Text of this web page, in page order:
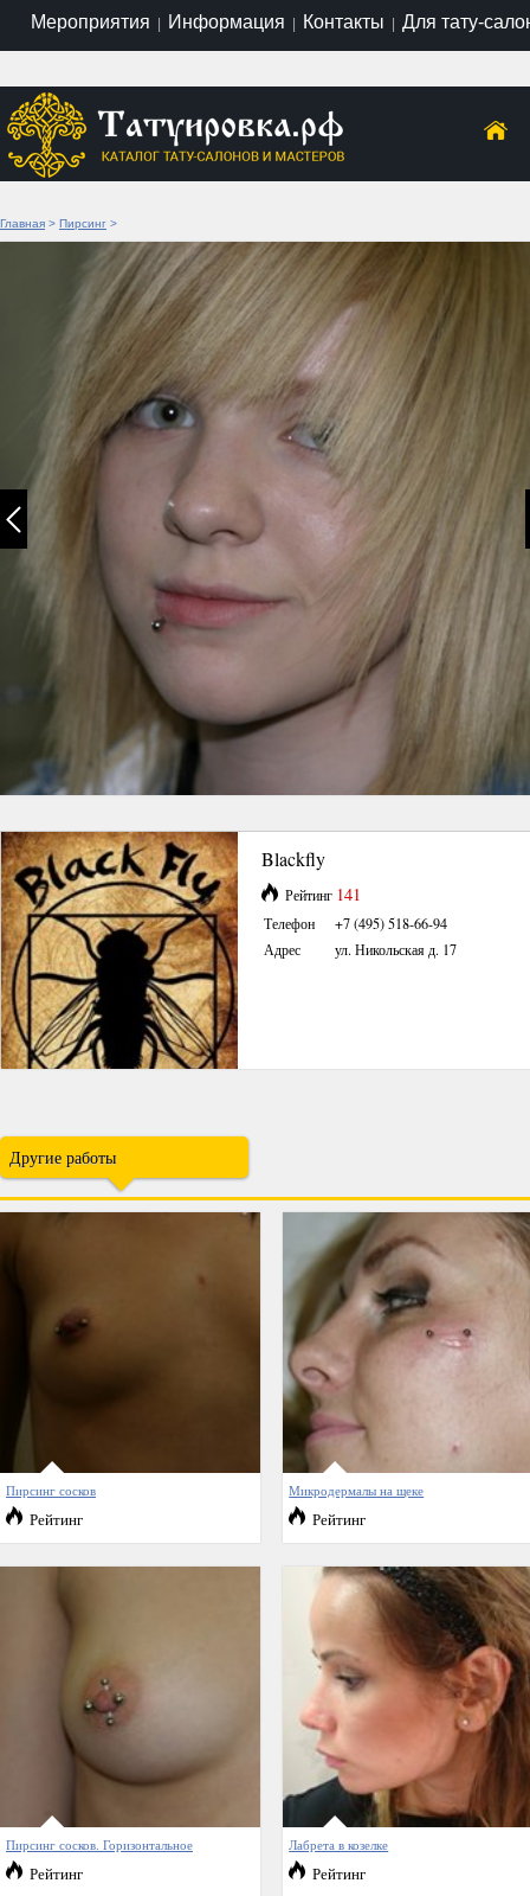
Мероприятия | Информация | Контакты | Для тату-
Главная > Пирсинг >
Blackfly
Рейтинг 141
Телефон
+7 (495) 518-66-94
Адрес
ул. Никольская д. 17
Другие работы
Пирсинг сосков
Рейтинг
Микродермалы на щеке
Рейтинг
Пирсинг сосков. Горизонтальное
Рейтинг
Лабрета в козелке
Рейтинг